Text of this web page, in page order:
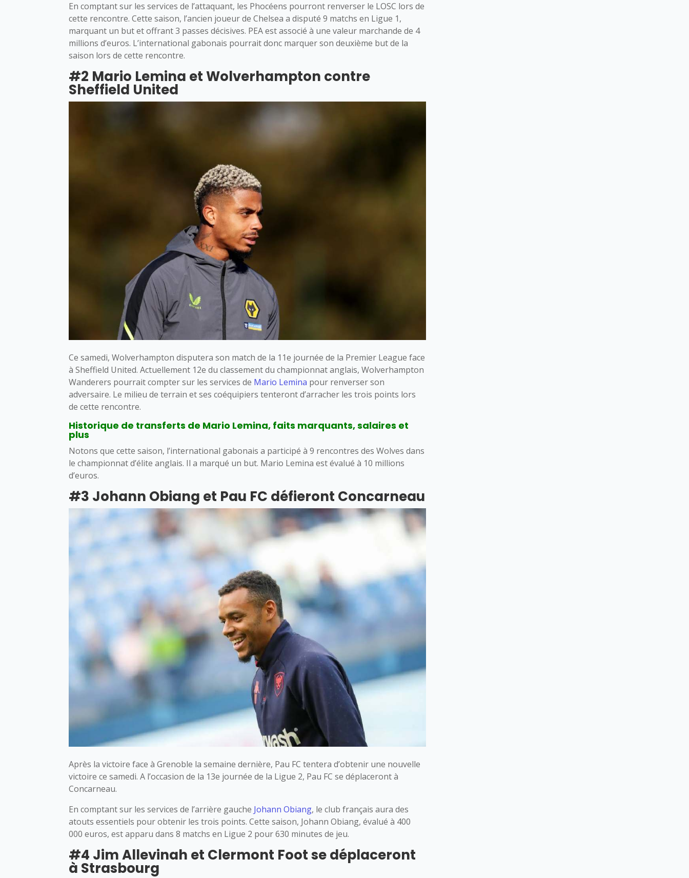
En comptant sur les services de l’attaquant, les Phocéens pourront renverser le LOSC lors de
cette rencontre. Cette saison, l’ancien joueur de Chelsea a disputé 9 matchs en Ligue 1,
marquant un but et offrant 3 passes décisives. PEA est associé à une valeur marchande de 4
millions d’euros. L’international gabonais pourrait donc marquer son deuxième but de la
saison lors de cette rencontre.
#2 Mario Lemina et Wolverhampton contre
Sheffield United
Ce samedi, Wolverhampton disputera son match de la 11e journée de la Premier League face
à Sheffield United. Actuellement 12e du classement du championnat anglais, Wolverhampton
Wanderers pourrait compter sur les services de Mario Lemina pour renverser son
adversaire. Le milieu de terrain et ses coéquipiers tenteront d’arracher les trois points lors
de cette rencontre.
Historique de transferts de Mario Lemina, faits marquants, salaires et
plus
Notons que cette saison, l’international gabonais a participé à 9 rencontres des Wolves dans
le championnat d’élite anglais. Il a marqué un but. Mario Lemina est évalué à 10 millions
d’euros.
#3 Johann Obiang et Pau FC défieront Concarneau
Après la victoire face à Grenoble la semaine dernière, Pau FC tentera d’obtenir une nouvelle
victoire ce samedi. A l’occasion de la 13e journée de la Ligue 2, Pau FC se déplaceront à
Concarneau.
En comptant sur les services de l’arrière gauche Johann Obiang, le club français aura des
atouts essentiels pour obtenir les trois points. Cette saison, Johann Obiang, évalué à 400
000 euros, est apparu dans 8 matchs en Ligue 2 pour 630 minutes de jeu.
#4 Jim Allevinah et Clermont Foot se déplaceront
à Strasbourg